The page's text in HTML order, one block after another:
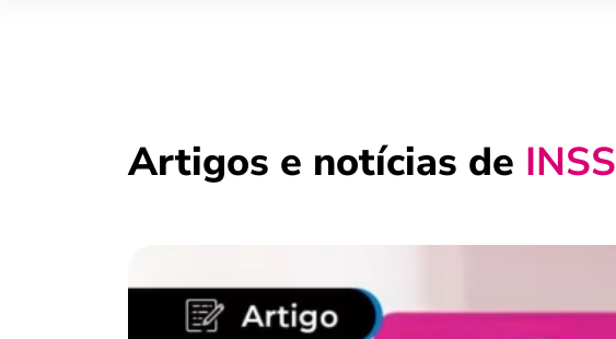
Artigos e notícias de INSS